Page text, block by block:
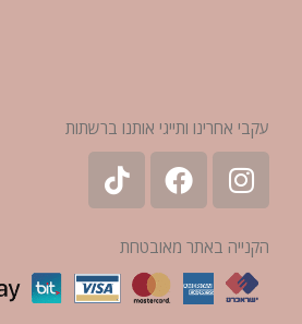
עקבי אחרינו ותייגי אותנו ברשתות
הקנייה באתר מאובטחת